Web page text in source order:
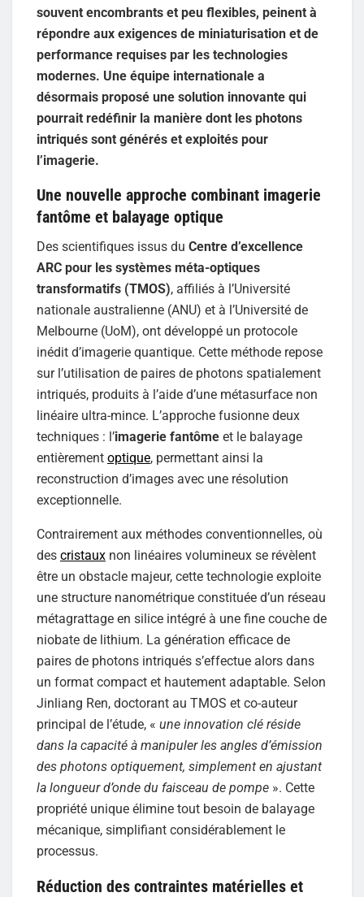
souvent encombrants et peu flexibles, peinent à
répondre aux exigences de miniaturisation et de
performance requises par les technologies
modernes. Une équipe internationale a
désormais proposé une solution innovante qui
pourrait redéfinir la manière dont les photons
intriqués sont générés et exploités pour
l’imagerie.
Une nouvelle approche combinant imagerie
fantôme et balayage optique
Des scientifiques issus du Centre d’excellence
ARC pour les systèmes méta-optiques
transformatifs (TMOS), affiliés à l’Université
nationale australienne (ANU) et à l’Université de
Melbourne (UoM), ont développé un protocole
inédit d’imagerie quantique. Cette méthode repose
sur l’utilisation de paires de photons spatialement
intriqués, produits à l’aide d’une métasurface non
linéaire ultra-mince. L’approche fusionne deux
techniques : l’imagerie fantôme et le balayage
entièrement optique, permettant ainsi la
reconstruction d’images avec une résolution
exceptionnelle.
Contrairement aux méthodes conventionnelles, où
des cristaux non linéaires volumineux se révèlent
être un obstacle majeur, cette technologie exploite
une structure nanométrique constituée d’un réseau
métagrattage en silice intégré à une fine couche de
niobate de lithium. La génération efficace de
paires de photons intriqués s’effectue alors dans
un format compact et hautement adaptable. Selon
Jinliang Ren, doctorant au TMOS et co-auteur
principal de l’étude, « une innovation clé réside
dans la capacité à manipuler les angles d’émission
des photons optiquement, simplement en ajustant
la longueur d’onde du faisceau de pompe ». Cette
propriété unique élimine tout besoin de balayage
mécanique, simplifiant considérablement le
processus.
Réduction des contraintes matérielles et